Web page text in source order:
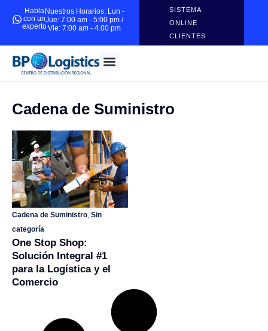
Habla
con un
experto
Nuestros Horarios: Lun -
Jue: 7:00 am - 5:00 pm /
Vie: 7:00 am - 4.00 pm
SISTEMA
ONLINE
CLIENTES
Cadena de Suministro
Cadena de Suministro, Sin
categoría
One Stop Shop:
Solución Integral #1
para la Logística y el
Comercio